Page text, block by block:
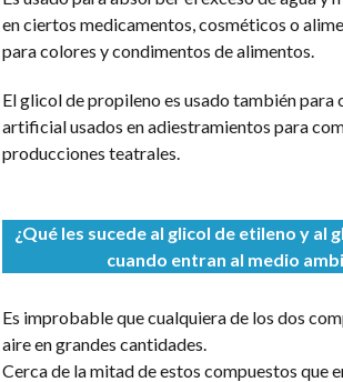
en ciertos medicamentos, cosméticos o
para colores y condimentos de alimentos.
El glicol de propileno es usado también para
artificial usados en adiestramientos para
producciones teatrales.
¿Qué les sucede al glicol de etileno y al
cuando entran al medio
Es improbable que cualquiera de los dos
aire en grandes cantidades.
Cerca de la mitad de estos compuestos que